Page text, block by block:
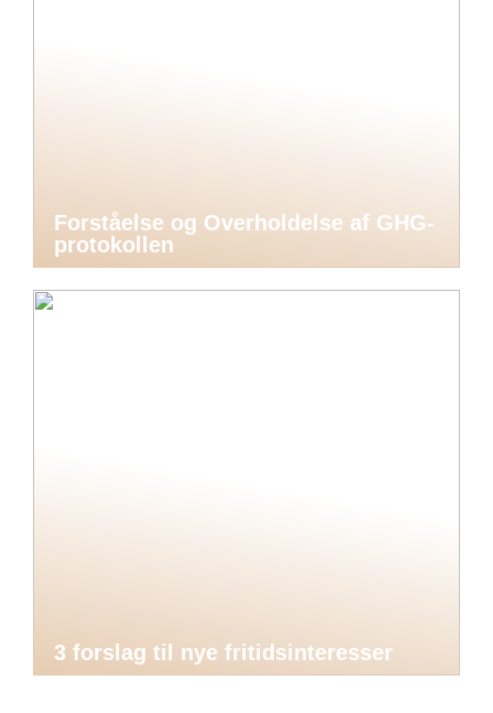
Forståelse og Overholdelse af GHG-
protokollen
3 forslag til nye fritidsinteresser